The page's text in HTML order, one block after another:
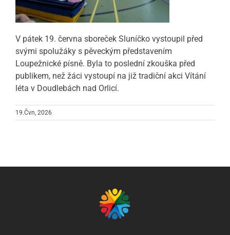
V pátek 19. června sboreček Sluníčko vystoupil před
svými spolužáky s pěveckým představením
Loupežnické písně. Byla to poslední zkouška před
publikem, než žáci vystoupí na již tradiční akci Vítání
léta v Doudlebách nad Orlicí.
19.Čvn, 2026